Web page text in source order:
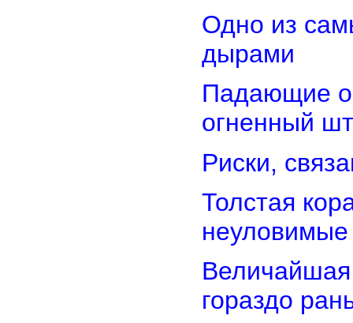
Одно из
дырами
Падающие
огненный
Риски,
Толстая
Величайшая
гораздо